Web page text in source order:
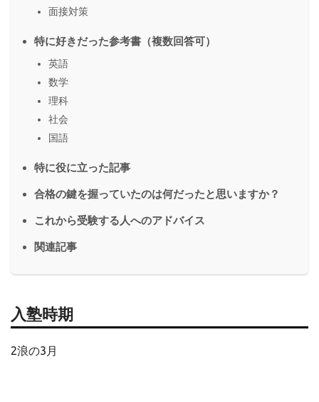
面接対策
特に好きだった参考書（複数回答可）
英語
数学
理科
社会
国語
特に役に立った記事
合格の鍵を握っていたのは何だったと思いますか？
これから受験する人へのアドバイス
関連記事
入塾時期
2浪の3月